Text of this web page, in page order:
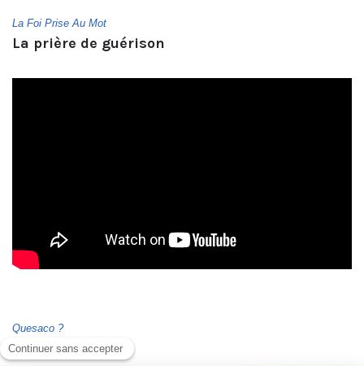
La Foi Prise Au Mot
La prière de guérison
Quesaco ?
Thaumaturge